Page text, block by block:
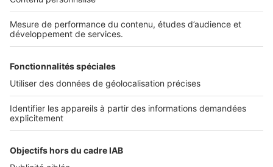
Services pro
Accès client
Informations légales
Politique Générale de Protection des Données